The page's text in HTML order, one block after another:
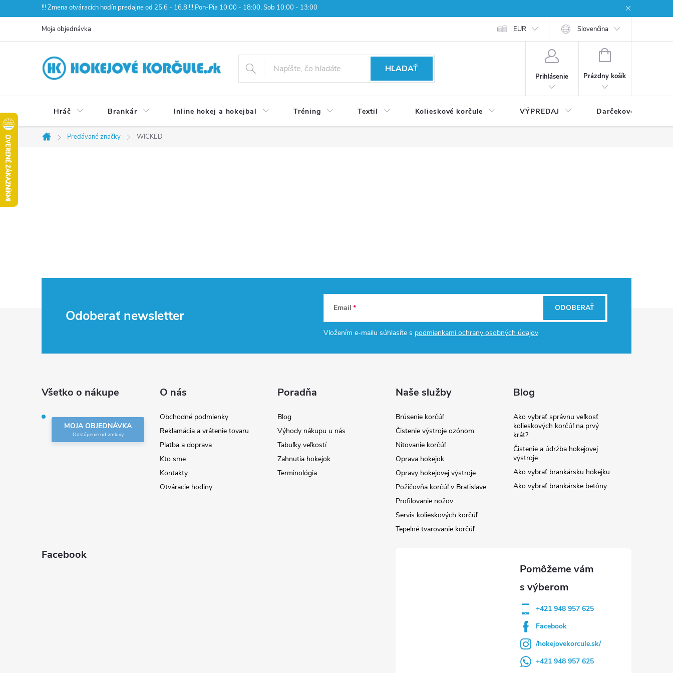
na
!!! Zmena otváracích hodín predajne od 25.6 - 16.8 !!! Pon-Pia 10:00 - 18:00, Sob 10:00 - 13:00
Moja objednávka EUR Slovenčina
HĽADAŤ
Prihlásenie
NÁKUPNÝ
Prázdny košík
Hráč Brankár Inline hokej a hokejbal Tréning Textil Kolieskové korčule VÝPREDAJ Darčekové poukážky
Domov
Predávané značky WICKED
Odoberať newsletter Email
Vložením e-mailu súhlasíte s podmienkami ochrany osobných údajov
ODOBERAŤ
Všetko o nákupe
MOJA OBJEDNÁVKA
O nás
Obchodné podmienky
Reklamácia a vrátenie tovaru
Platba a doprava
Kto sme
Kontakty
Otváracie hodiny
Poradňa
Blog
Výhody nákupu u nás
Tabuľky veľkostí
Zahnutia hokejok
Terminológia
Naše služby
Brúsenie korčúľ
Čistenie výstroje ozónom
Nitovanie korčúľ
Oprava hokejok
Opravy hokejovej výstroje
Požičovňa korčúľ v Bratislave
Profilovanie nožov
Servis kolieskových korčúľ
Tepelné tvarovanie korčúľ
Blog
Ako vybrať správnu veľkosť
kolieskových korčúľ na prvý
krát?
Čistenie a údržba hokejovej
výstroje
Ako vybrať brankársku hokejku
Ako vybrať brankárske betóny
Facebook
+421 948 957 625
Facebook
/hokejovekorcule.sk/
+421 948 957 625